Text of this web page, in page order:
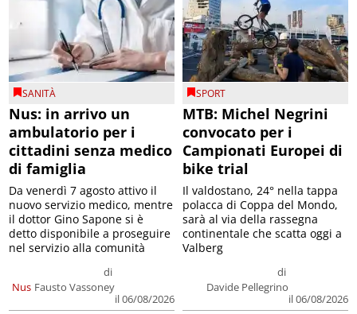
SANITÀ
Nus: in arrivo un
ambulatorio per i
cittadini senza medico
di famiglia
Nus
di
Fausto Vassoney
il 06/08/2026
Da venerdì 7 agosto attivo il
nuovo servizio medico, mentre
il dottor Gino Sapone si è
detto disponibile a proseguire
nel servizio alla comunità
SPORT
MTB: Michel Negrini
convocato per i
Campionati Europei di
bike trial
di
Davide Pellegrino
il 06/08/2026
Il valdostano, 24° nella tappa
polacca di Coppa del Mondo,
sarà al via della rassegna
continentale che scatta oggi a
Valberg